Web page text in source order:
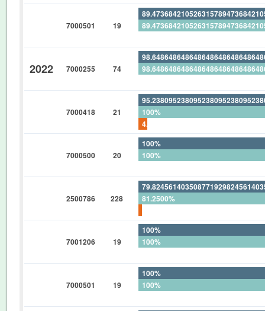
7000501 19
2022 7000255 74
7000418 21
100%
7000500 20
100%
100%
2500786 228
81.2500%
7001206 19
100%
100%
7000501 19
100%
100%